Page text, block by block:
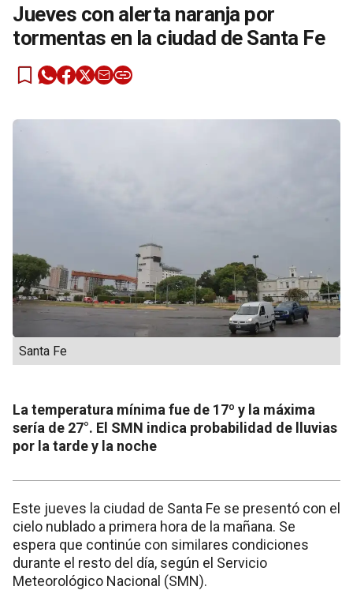
Jueves con alerta naranja por
tormentas en la ciudad de Santa Fe
Santa Fe
La temperatura mínima fue de 17º y la máxima
sería de 27°. El SMN indica probabilidad de lluvias
por la tarde y la noche
Este jueves la ciudad de Santa Fe se presentó con el
cielo nublado a primera hora de la mañana. Se
espera que continúe con similares condiciones
durante el resto del día, según el Servicio
Meteorológico Nacional (SMN).